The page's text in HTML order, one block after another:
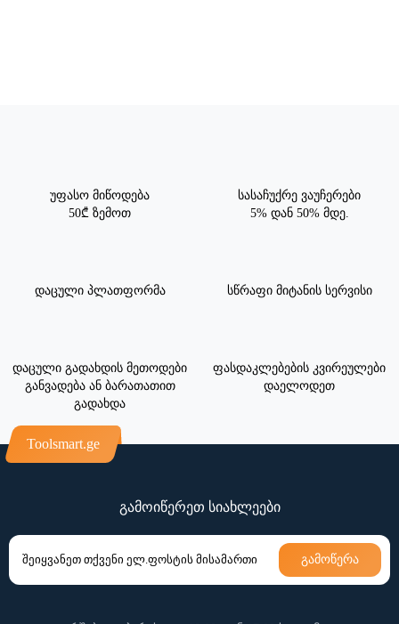
უფასო მიწოდება
50₾ ზემოთ
სასაჩუქრე ვაუჩერები
5% დან 50% მდე.
დაცული პლათფორმა სწრაფი მიტანის სერვისი
დაცული გადახდის მეთოდები
განვადება ან ბარათათით
გადახდა
ფასდაკლებების კვირეულები
დაელოდეთ
Toolsmart.ge
გამოიწერეთ სიახლეები
გამოწერა